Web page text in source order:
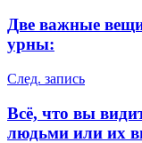
по
записям
Две важные
урны:
След. запись
Всё, что вы
людьми или их